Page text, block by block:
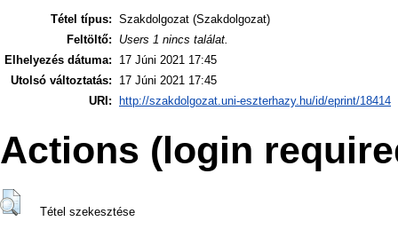
Tétel típus: Szakdolgozat (Szakdolgozat)
Feltöltő:
Users 1 nincs találat.
Elhelyezés dátuma:
17 Júni 2021 17:45
Utolsó változtatás:
17 Júni 2021 17:45
URI:
http://szakdolgozat.uni-eszterhazy.hu/id/eprint/18414
Actions (login
Tétel szekesztése